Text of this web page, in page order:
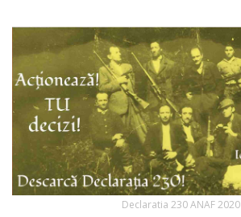
Declaratia 230 ANAF 2020